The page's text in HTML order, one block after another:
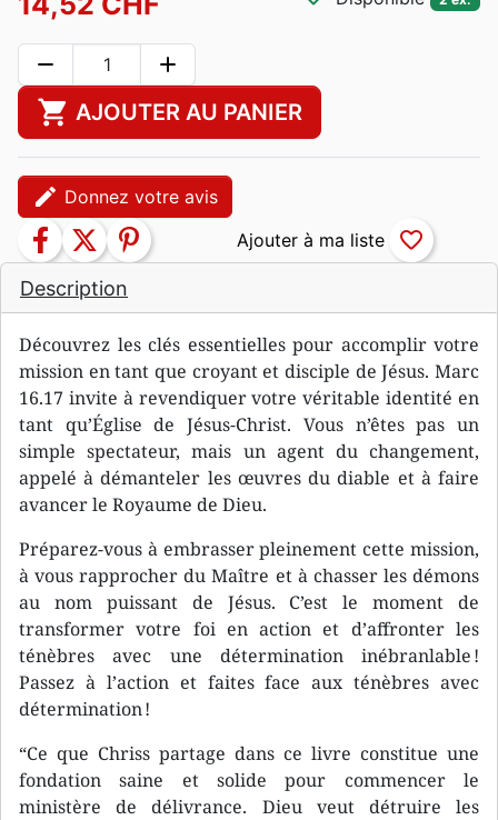
Description
Découvrez les clés essentielles pour accomplir votre
mission en tant que croyant et disciple de Jésus. Marc
16.17 invite à revendiquer votre véritable identité en
tant qu’Église de Jésus-Christ. Vous n’êtes pas un
simple spectateur, mais un agent du changement,
appelé à démanteler les œuvres du diable et à faire
avancer le Royaume de Dieu.
Préparez-vous à embrasser pleinement cette mission,
à vous rapprocher du Maître et à chasser les démons
au nom puissant de Jésus. C’est le moment de
transformer votre foi en action et d’affronter les
ténèbres avec une détermination inébranlable !
Passez à l’action et faites face aux ténèbres avec
détermination !
“Ce que Chriss partage dans ce livre constitue une
fondation saine et solide pour commencer le
ministère de délivrance. Dieu veut détruire les
remove add
shopping_cart AJOUTER AU PANIER
edit Donnez votre avis
facebook twitter pinterest favorite_border